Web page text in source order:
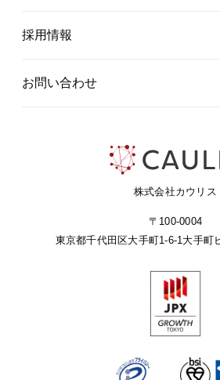
株式会社カウリス
〒100-0004
東京都千代田区大手町1-6-1 大手町
採用情報
お問い合わせ